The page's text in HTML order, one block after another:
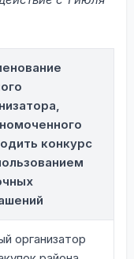
конкурс
организатор